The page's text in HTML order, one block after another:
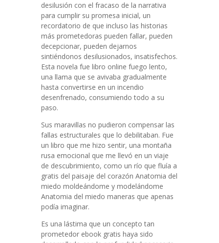
desilusión con el fracaso de la narrativa
para cumplir su promesa inicial, un
recordatorio de que incluso las historias
más prometedoras pueden fallar, pueden
decepcionar, pueden dejarnos
sintiéndonos desilusionados, insatisfechos.
Esta novela fue libro online​ fuego lento,
una llama que se avivaba gradualmente
hasta convertirse en un incendio
desenfrenado, consumiendo todo a su
paso.
Sus maravillas no pudieron compensar las
fallas estructurales que lo debilitaban. Fue
un libro que me hizo sentir, una montaña
rusa emocional que me llevó en un viaje
de descubrimiento, como un río que fluía a
gratis del paisaje del corazón Anatomia del
miedo moldeándome y modelándome
Anatomia del miedo maneras que apenas
podía imaginar.
Es una lástima que un concepto tan
prometedor ebook gratis haya sido